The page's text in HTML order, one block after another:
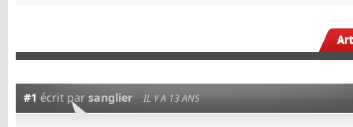
#1 écrit par sanglier IL Y A 13 ANS